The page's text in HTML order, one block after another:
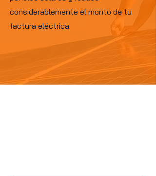
considerablemente el monto de tu
factura eléctrica.